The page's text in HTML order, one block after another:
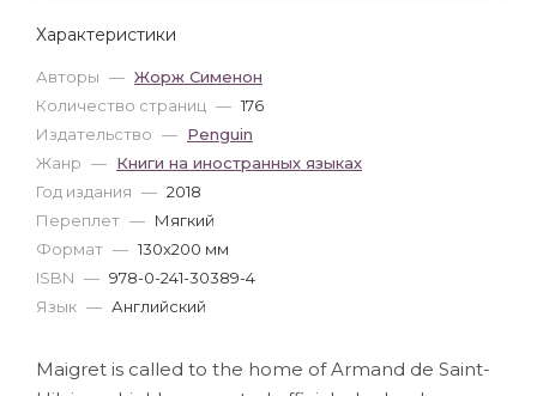
Характеристики
Авторы — Жорж Сименон
Количество страниц — 176
Издательство — Penguin
Жанр — Книги на иностранных языках
Год издания — 2018
Переплет — Мягкий
Формат — 130x200 мм
ISBN — 978-0-241-30389-4
Язык — Английский
Maigret is called to the home of Armand de Saint-